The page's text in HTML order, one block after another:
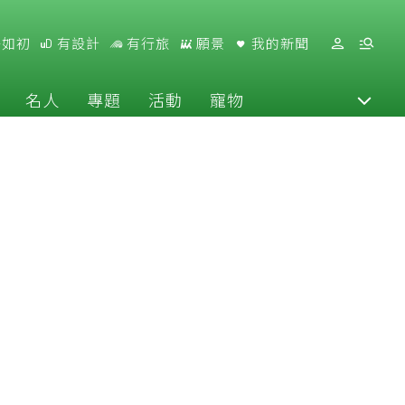
初 有設計 有行旅 願景 我的新聞
名人 專題 活動 寵物